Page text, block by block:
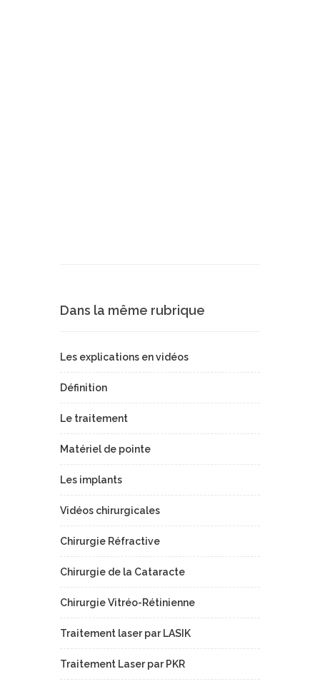
Dans la même rubrique
Les explications en vidéos
Définition
Le traitement
Matériel de pointe
Les implants
Vidéos chirurgicales
Chirurgie Réfractive
Chirurgie de la Cataracte
Chirurgie Vitréo-Rétinienne
Traitement laser par LASIK
Traitement Laser par PKR